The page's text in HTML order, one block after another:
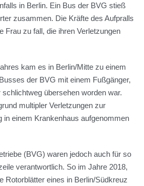
in Berlin. Ein Bus der BVG stieß
zusammen. Die Kräfte des Aufpralls
Frau zu fall, die ihren Verletzungen
kam es in Berlin/Mitte zu einem
der BVG mit einem Fußgänger,
übersehen worden war.
multipler Verletzungen zur
in einem Krankenhaus aufgenommen
(BVG) waren jedoch auch für so
verantwortlich. So im Jahre 2018,
Rotorblätter eines in Berlin/Südkreuz